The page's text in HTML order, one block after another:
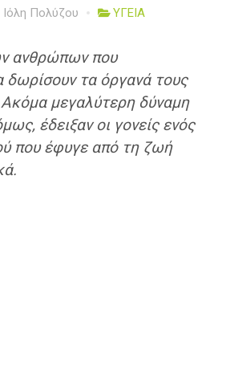
Ιόλη Πολύζου ΥΓΕΙΑ
ανθρώπων που
δωρίσουν τα όργανά τους
Ακόμα μεγαλύτερη δύναμη
έδειξαν οι γονείς ενός
που έφυγε από τη ζωή